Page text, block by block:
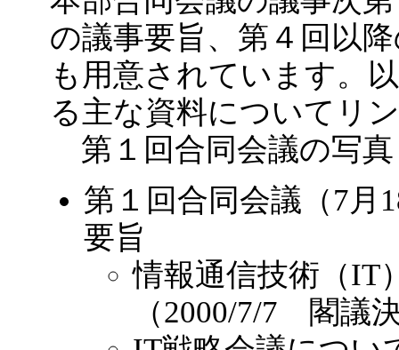
の議事要旨、第４回以
も用意されています。
る主な資料についてリ
第１回合同会議の写真
第１回合同会議（7
要旨
情報通信技術（IT
（2000/7/7 閣議